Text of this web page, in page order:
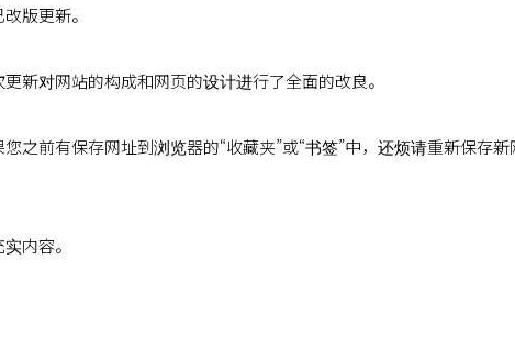
版更新。
新对网站的构成和网页的设计进行了全面的改良。
之前有保存网址到浏览器的“收藏夹”或“书签”中，还烦请重新保存新
内容。